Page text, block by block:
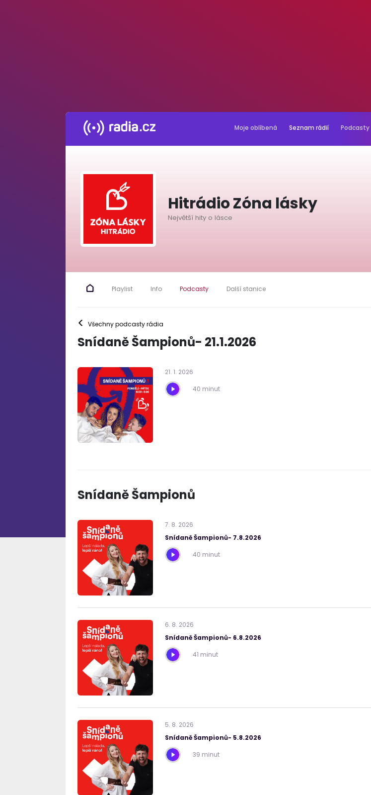
Moje oblíbená Seznam rádií Podcasty
Hitrádio Zóna lásky
Největší hity o lásce
Playlist Info Podcasty Další stanice
< Všechny podcasty rádia
Snídaně Šampionů- 21.1.2026
21. 1. 2026
40 minut
Snídaně Šampionů
7. 8. 2026
Snídaně Šampionů- 7.8.2026
40 minut
6. 8. 2026
Snídaně Šampionů- 6.8.2026
41 minut
5. 8. 2026
Snídaně Šampionů- 5.8.2026
39 minut